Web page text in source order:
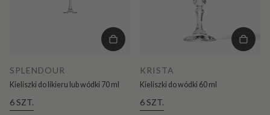
SPLENDOUR
Kieliszki do likieru lub wódki 70 ml
6 SZT.
KRISTA
Kieliszki do wódki 60 ml
6 SZT.